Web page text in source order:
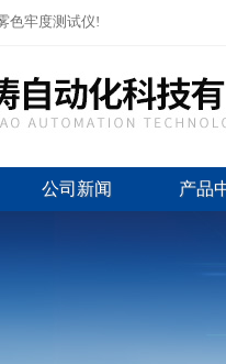
色牢度测试仪!
公司新闻 产品